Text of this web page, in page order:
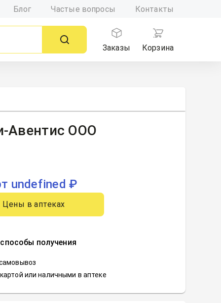
Блог Частые вопросы Контакты
Заказы
Корзина
Авентис ООО
undefined ₽
Цены в аптеках
получения
или наличными в аптеке